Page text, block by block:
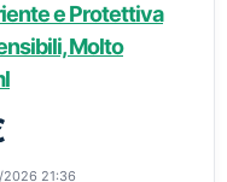
e Protettiva
Molto
21:36